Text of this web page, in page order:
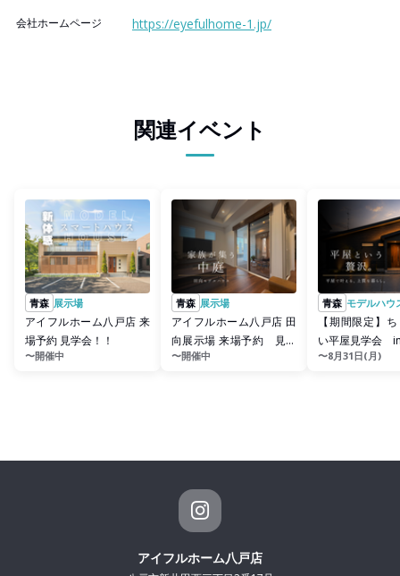
会社ホームページ https://eyefulhome-1.jp/
関連イベント
青森 展示場
アイフルホーム八戸店 来
場予約 見学会！！
〜開催中
青森 展示場
アイフルホーム八戸店 田
向展示場 来場予約 見学
会！！
〜開催中
青森 モデルハウ
【期間限定】
い平屋見学会
〜8月31日(月)
アイフルホーム八戸店